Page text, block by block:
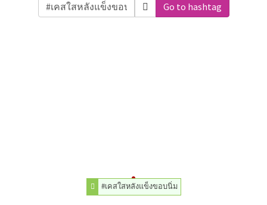
Go to hashtag
#เคสใสหลังแข็งขอบนิ่ม